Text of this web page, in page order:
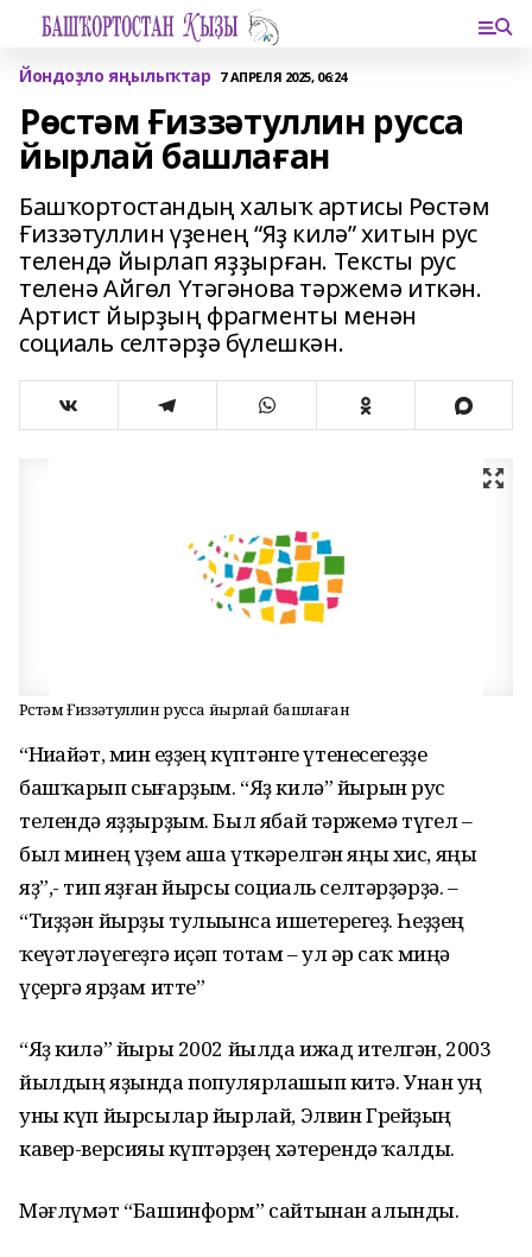
Йондоҙло яңылыҡтар 7 АПРЕЛЯ 2025, 06:24
Рөстәм Ғиззәтуллин русса
йырлай башлаған
Башҡортостандың халыҡ артисы Рөстәм
Ғиззәтуллин үҙенең “Яҙ килә” хитын рус
телендә йырлап яҙҙырған. Тексты рус
теленә Айгөл Үтәгәнова тәржемә иткән.
Артист йырҙың фрагменты менән
социаль селтәрҙә бүлешкән.
Рөстәм Ғиззәтуллин русса йырлай башлаған
“Ниһайәт, мин һеҙҙең күптәнге үтенесегеҙҙе
башҡарып сығарҙым. “Яҙ килә” йырын рус
телендә яҙҙырҙым. Был ябай тәржемә түгел –
был минең үҙем аша үткәрелгән яңы хис, яңы
яҙ”,- тип яҙған йырсы социаль селтәрҙәрҙә. –
“Тиҙҙән йырҙы тулыһынса ишетерһегеҙ. Һеҙҙең
ҡеүәтләүегеҙгә иҫәп тотам – ул һәр саҡ миңә
үҫергә ярҙам итте”
“Яҙ килә” йыры 2002 йылда ижад ителгән, 2003
йылдың яҙында популярлашып китә. Унан һуң
уны күп йырсылар йырлай, Элвин Грейҙың
кавер-версияһы күптәрҙең хәтерендә ҡалды.
Мәғлүмәт “Башинформ” сайтынан алынды.